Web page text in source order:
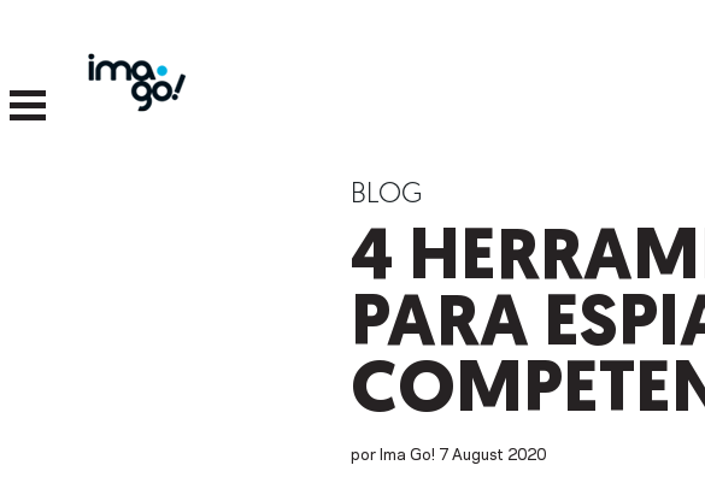
BLOG
4
PARA
por Ima Go! 7 August 2020